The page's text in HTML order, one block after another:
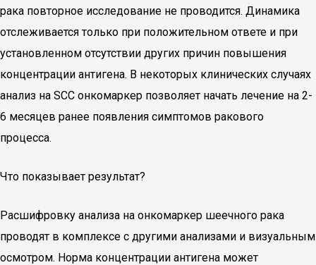
рака повторное исследование не проводится. Динамика
отслеживается только при положительном ответе и при
установленном отсутствии других причин повышения
концентрации антигена. В некоторых клинических случаях
анализ на SCC онкомаркер позволяет начать лечение на 2-
6 месяцев ранее появления симптомов ракового
процесса.
Что показывает результат?
Расшифровку анализа на онкомаркер шеечного рака
проводят в комплексе с другими анализами и визуальным
осмотром. Норма концентрации антигена может